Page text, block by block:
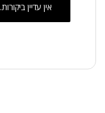
אין עדיין ביקורות.